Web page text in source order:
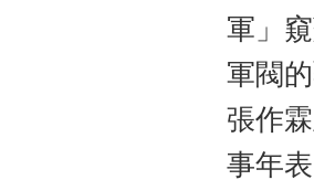
軍」
軍閥
張作
事年